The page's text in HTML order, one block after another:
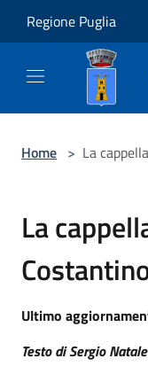
Regione Puglia
Home > La
La
Ultimo
Testo di Sergio